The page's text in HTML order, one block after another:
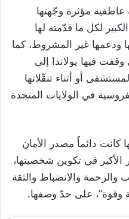
عاطفية مؤثرة وجّهتها
لكل ما قدّمته لها
ودعمها غير المشروط، كما
فيها يولاندا إلى
أو أثناء تنقّلاتها
في الولايات المتحدة
كانت دائماً مصدر الأمان
الأكبر في تكوين شخصيتها،
والرحمة والانضباط والثقة
وقوة”، على حدّ وصفها.